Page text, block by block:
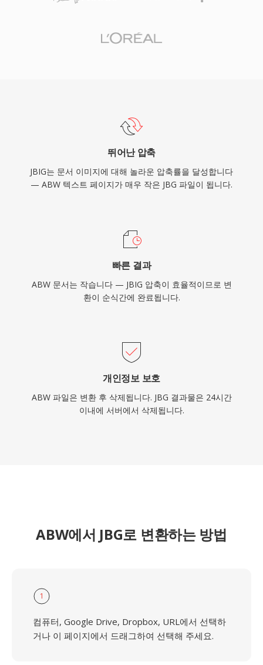
뛰어난 압축
JBIG는 문서 이미지에 대해 놀라운 압축률을 달성합니다
— ABW 텍스트 페이지가 매우 작은 JBG 파일이 됩니다.
빠른 결과
ABW 문서는 작습니다 — JBIG 압축이 효율적이므로 변
환이 순식간에 완료됩니다.
개인정보 보호
ABW 파일은 변환 후 삭제됩니다. JBG 결과물은 24시간
이내에 서버에서 삭제됩니다.
ABW에서 JBG로 변환하는 방법
1
컴퓨터, Google Drive, Dropbox, URL에서 선택하
거나 이 페이지에서 드래그하여 선택해 주세요.